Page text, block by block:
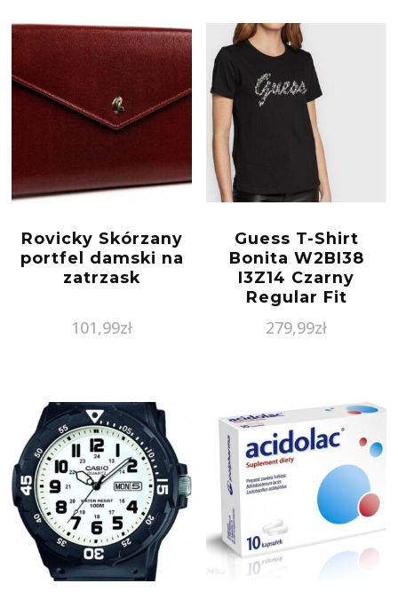
Rovicky Skórzany
portfel damski na
zatrzask
101,99zł
Guess T-Shirt
Bonita W2BI38
I3Z14 Czarny
Regular Fit
279,99zł